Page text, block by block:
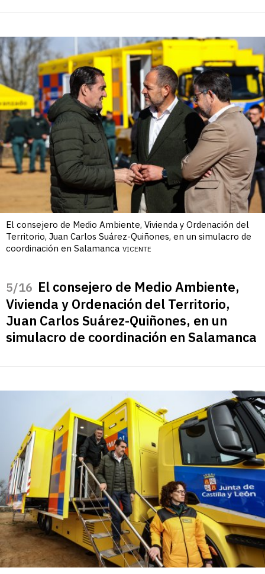
El consejero de Medio Ambiente, Vivienda y Ordenación del
Territorio, Juan Carlos Suárez-Quiñones, en un simulacro de
coordinación en Salamanca VICENTE
/16 El consejero de Medio Ambiente,
Vivienda y Ordenación del Territorio,
Juan Carlos Suárez-Quiñones, en un
simulacro de coordinación en Salamanca